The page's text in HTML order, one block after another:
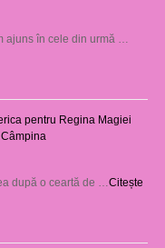
ajuns în cele din urmă …
pentru Regina Magiei
după o ceartă de … Citește